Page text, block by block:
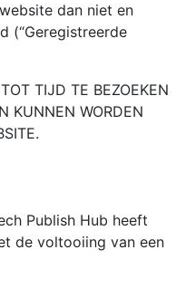
dan niet en
(“Geregistreerde
TIJD TE BEZOEKEN
KUNNEN WORDEN
Publish Hub heeft
de voltooiing van een